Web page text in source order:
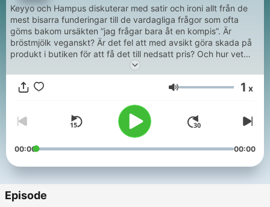
Keyyo och Hampus diskuterar med satir och ironi allt från de
mest bisarra funderingar till de vardagliga frågor som ofta
göms bakom ursäkten ”jag frågar bara åt en kompis”. Är
bröstmjölk veganskt? Är det fel att med avsikt göra skada på
produkt i butiken för att få det till nedsatt pris? Och hur vet
egentligen blinda när de är färdiga efter toabesök? Varje
måndag släpps ett nytt avsnitt.
Volume 1 x
00:00 00:00
Episode